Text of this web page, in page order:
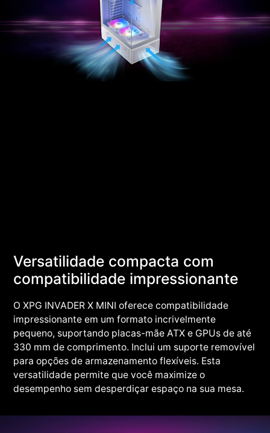
Versatilidade compacta com
compatibilidade impressionante
O XPG INVADER X MINI oferece compatibilidade
impressionante em um formato incrivelmente
pequeno, suportando placas-mãe ATX e GPUs de até
330 mm de comprimento. Inclui um suporte removível
para opções de armazenamento flexíveis. Esta
versatilidade permite que você maximize o
desempenho sem desperdiçar espaço na sua mesa.